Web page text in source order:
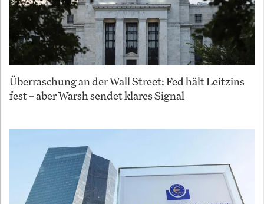
Überraschung an der Wall Street: Fed hält Leitzins
fest – aber Warsh sendet klares Signal